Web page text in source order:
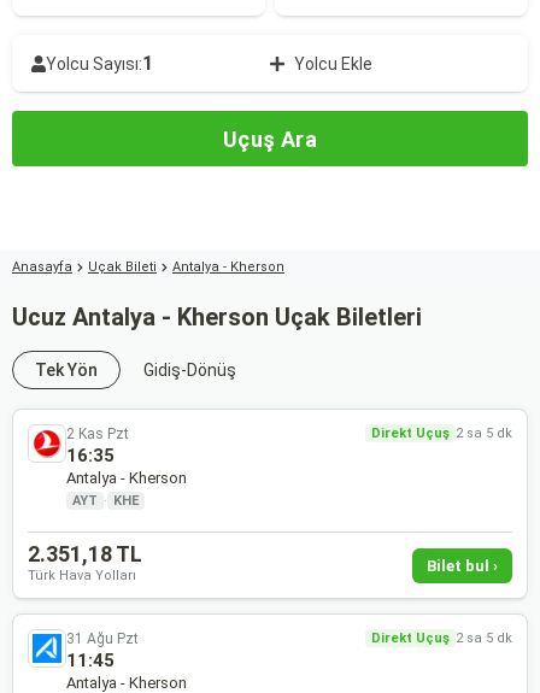
Yolcu Sayısı:1 Yolcu Ekle
Uçuş Ara
Anasayfa Uçak Bileti Antalya - Kherson
Ucuz Antalya - Kherson Uçak Biletleri
Tek Yön Gidiş-Dönüş
2 Kas Pzt Direkt Uçuş 2 sa 5 dk
16:35
Antalya - Kherson
AYT · KHE
2.351,18 TL
Türk Hava Yolları
Bilet bul ›
31 Ağu Pzt Direkt Uçuş 2 sa 5 dk
11:45
Antalya - Kherson